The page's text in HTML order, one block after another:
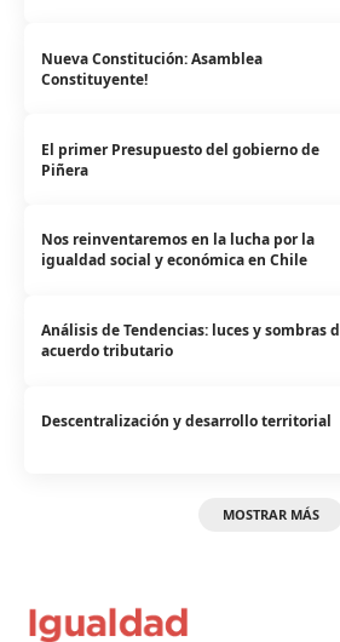
Nueva Constitución: Asamblea
Constituyente!
El primer Presupuesto del gobierno de
Piñera
Nos reinventaremos en la lucha por la
igualdad social y económica en Chile
Análisis de Tendencias: luces y sombras
acuerdo tributario
Descentralización y desarrollo territorial
MOSTRAR MÁS